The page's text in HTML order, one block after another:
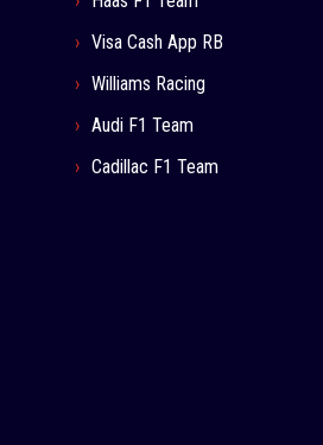
Visa Cash App RB
Williams Racing
Audi F1 Team
Cadillac F1 Team